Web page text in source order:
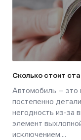
Сколько стоит
Автомобиль – это
постепенно
негодность из-за
элемент
исключением....